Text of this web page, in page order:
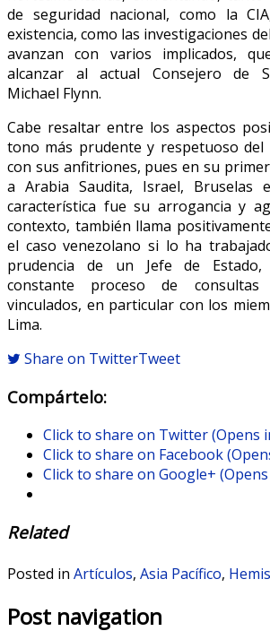
de seguridad nacional, como la
existencia, como las investigaciones
avanzan con varios implicados,
alcanzar al actual Consejero de
Michael Flynn.
Cabe resaltar entre los aspectos
tono más prudente y respetuoso del
con sus anfitriones, pues en su
a Arabia Saudita, Israel, Bruselas
característica fue su arrogancia y
contexto, también llama
el caso venezolano si lo ha
prudencia de un Jefe de Estado,
constante proceso de
vinculados, en particular con los
Lima.
Share on TwitterTweet
Compártelo:
Click to share on Twitter (Opens
Click to share on Facebook
Click to share on Google+
Related
Posted in Artículos, Asia Pacífico,
Post navigation